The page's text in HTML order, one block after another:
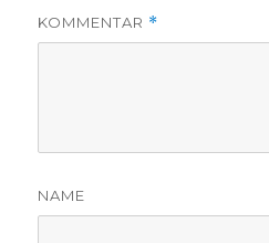
KOMMENTAR *
NAME